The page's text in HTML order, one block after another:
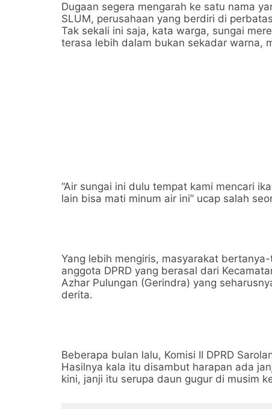
Dugaan segera mengarah ke satu nama
SLUM, perusahaan yang berdiri di
Tak sekali ini saja, kata warga, sungai
terasa lebih dalam bukan sekadar warna,
“Air sungai ini dulu tempat kami mencari
lain bisa mati minum air ini” ucap salah
Yang lebih mengiris, masyarakat
anggota DPRD yang berasal dari
Azhar Pulungan (Gerindra) yang
derita.
Beberapa bulan lalu, Komisi II DPRD
Hasilnya kala itu disambut harapan ada
kini, janji itu serupa daun gugur di musim